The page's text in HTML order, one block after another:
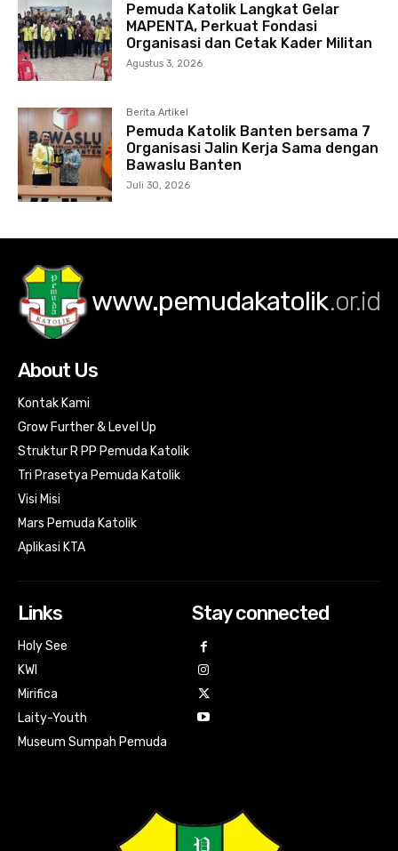
Pemuda Katolik Langkat Gelar
MAPENTA, Perkuat Fondasi
Organisasi dan Cetak Kader Militan
Agustus 3, 2026
Berita Artikel
Pemuda Katolik Banten bersama 7
Organisasi Jalin Kerja Sama dengan
Bawaslu Banten
Juli 30, 2026
www.pemudakatolik.or.id
About Us
Kontak Kami
Grow Further & Level Up
Struktur R PP Pemuda Katolik
Tri Prasetya Pemuda Katolik
Visi Misi
Mars Pemuda Katolik
Aplikasi KTA
Links
Holy See
KWI
Mirifica
Laity-Youth
Museum Sumpah Pemuda
Stay connected